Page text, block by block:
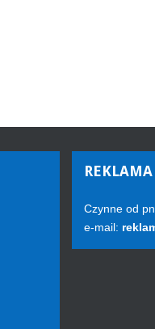
REKLAMA
Czynne od
e-mail: